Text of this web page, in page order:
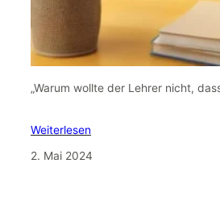
„Warum wollte der Lehrer nicht,
Weiterlesen
2. Mai 2024